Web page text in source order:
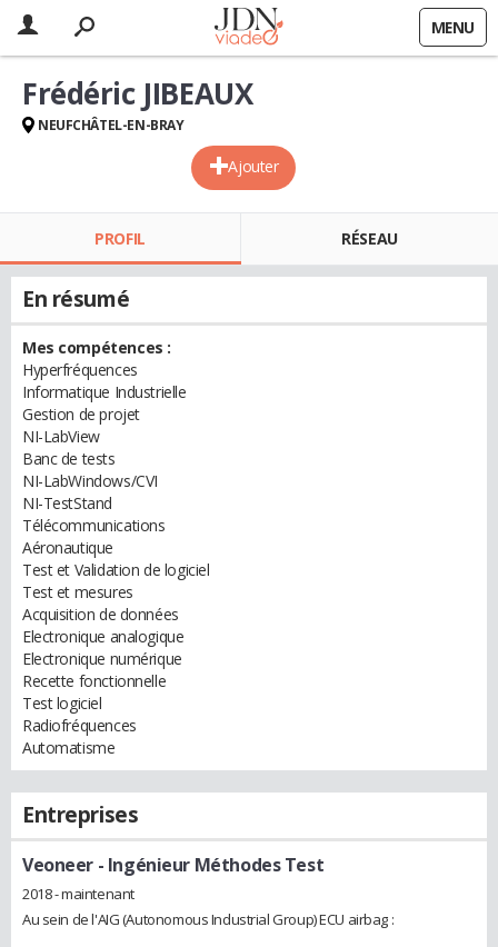
MENU
Ajouter
Frédéric JIBEAUX
NEUFCHÂTEL-EN-BRAY
PROFIL RÉSEAU
En résumé
Mes compétences :
Hyperfréquences
Informatique Industrielle
Gestion de projet
NI-LabView
Banc de tests
NI-LabWindows/CVI
NI-TestStand
Télécommunications
Aéronautique
Test et Validation de logiciel
Test et mesures
Acquisition de données
Electronique analogique
Electronique numérique
Recette fonctionnelle
Test logiciel
Radiofréquences
Automatisme
Entreprises
Veoneer - Ingénieur Méthodes Test
2018 - maintenant
Au sein de l'AIG (Autonomous Industrial Group) ECU airbag :